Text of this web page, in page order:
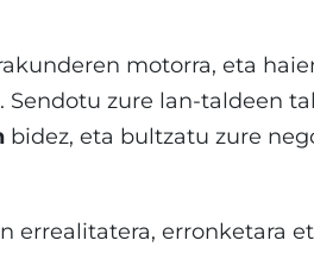
motorra, eta
Sendotu zure lan-taldeen
bidez, eta bultzatu zure
errealitatera, erronketara